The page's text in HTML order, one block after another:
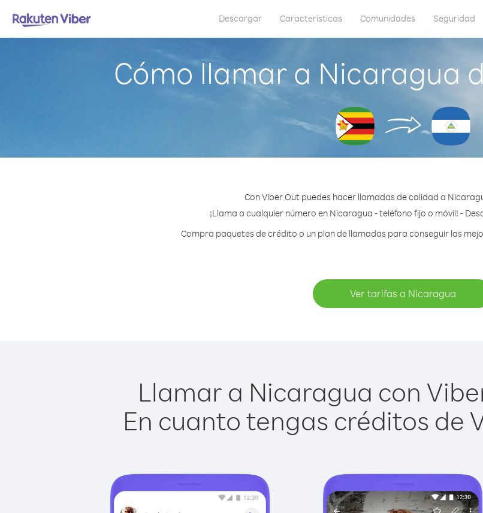
Descargar Características Comunidades Seguridad
Cómo llamar a Nicaragua
Con Viber Out puedes hacer llamadas de calidad a
¡Llama a cualquier número en Nicaragua - teléfono fijo o móvil! -
Compra paquetes de crédito o un plan de llamadas para conseguir las
Ver tarifas a Nicaragua
Llamar a Nicaragua con
En cuanto tengas créditos de